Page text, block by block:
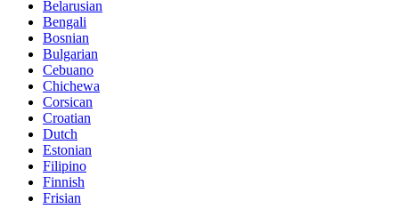
Belarusian
Bengali
Bosnian
Bulgarian
Cebuano
Chichewa
Corsican
Croatian
Dutch
Estonian
Filipino
Finnish
Frisian